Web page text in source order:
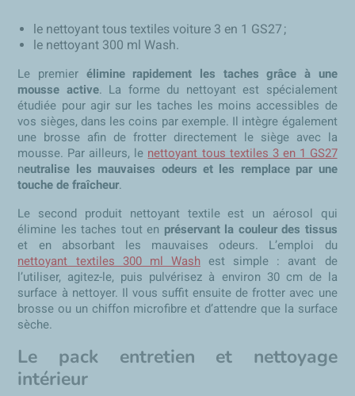
le nettoyant tous textiles voiture 3 en 1 GS27 ;
le nettoyant 300 ml Wash.
Le premier élimine rapidement les taches grâce à une
mousse active. La forme du nettoyant est spécialement
étudiée pour agir sur les taches les moins accessibles de
vos sièges, dans les coins par exemple. Il intègre également
une brosse afin de frotter directement le siège avec la
mousse. Par ailleurs, le nettoyant tous textiles 3 en 1 GS27
neutralise les mauvaises odeurs et les remplace par une
touche de fraîcheur.
Le second produit nettoyant textile est un aérosol qui
élimine les taches tout en préservant la couleur des tissus
et en absorbant les mauvaises odeurs. L’emploi du
nettoyant textiles 300 ml Washest simple : avant de
l’utiliser, agitez-le, puis pulvérisez à environ 30 cm de la
surface à nettoyer. Il vous suffit ensuite de frotter avec une
brosse ou un chiffon microfibre et d’attendre que la surface
sèche.
Le pack entretien et nettoyage
intérieur